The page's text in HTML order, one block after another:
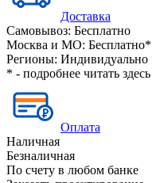
Доставка
Самовывоз: Бесплатно
Москва и МО: Бесплатно*
Регионы: Индивидуально
* - подробнее читать здесь
Оплата
Наличная
Безналичная
По счету в любом банке